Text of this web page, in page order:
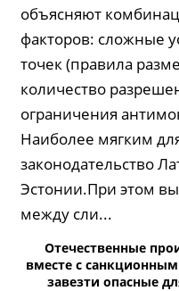
объясняют
факторов: сложные
точек (правила
количество
ограничения
Наиболее мягким
законодательство
Эстонии.При этом
между сли...
Отечественные
вместе с
завезти опасные